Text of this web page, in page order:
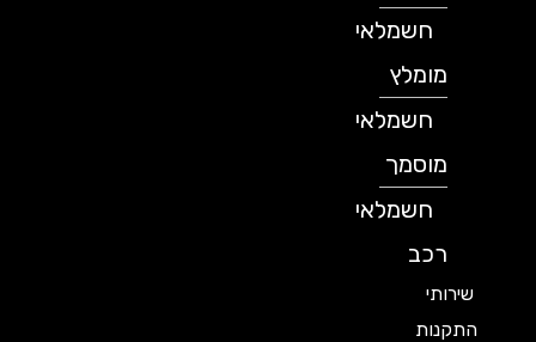
חשמלאי
מומלץ
חשמלאי
מוסמך
חשמלאי
שירותי
התקנות